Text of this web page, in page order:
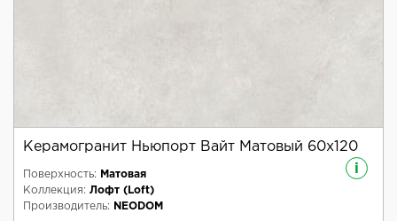
Керамогранит Ньюпорт Вайт Матовый 60x120
i
Поверхность:
Матовая
Коллекция: Лофт (Loft)
Производитель:
NEODOM